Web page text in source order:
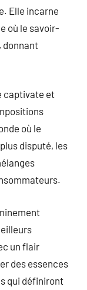
Elle incarne
où le savoir-
donnant
captivate et
où le
disputé, les
un flair
des essences
qui définiront